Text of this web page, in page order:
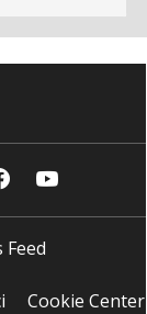
Feed
Cookie Center